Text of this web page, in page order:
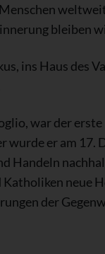
bleiben
ins Haus des
war der
er am 17.
Handeln
neue
der